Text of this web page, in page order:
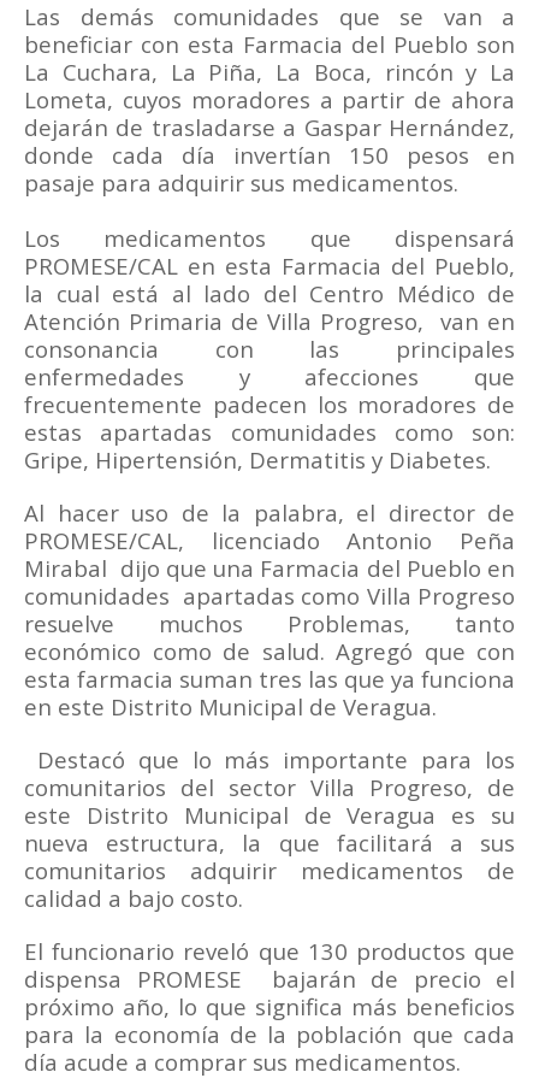
Las demás comunidades que se van a
beneficiar con esta Farmacia del Pueblo son
La Cuchara, La Piña, La Boca, rincón y La
Lometa, cuyos moradores a partir de ahora
dejarán de trasladarse a Gaspar Hernández,
donde cada día invertían 150 pesos en
pasaje para adquirir sus medicamentos.
Los medicamentos que dispensará
PROMESE/CAL en esta Farmacia del Pueblo,
la cual está al lado del Centro Médico de
Atención Primaria de Villa Progreso, van en
consonancia con las principales
enfermedades y afecciones que
frecuentemente padecen los moradores de
estas apartadas comunidades como son:
Gripe, Hipertensión, Dermatitis y Diabetes.
Al hacer uso de la palabra, el director de
PROMESE/CAL, licenciado Antonio Peña
Mirabal dijo que una Farmacia del Pueblo en
comunidades apartadas como Villa Progreso
resuelve muchos Problemas, tanto
económico como de salud. Agregó que con
esta farmacia suman tres las que ya funciona
en este Distrito Municipal de Veragua.
Destacó que lo más importante para los
comunitarios del sector Villa Progreso, de
este Distrito Municipal de Veragua es su
nueva estructura, la que facilitará a sus
comunitarios adquirir medicamentos de
calidad a bajo costo.
El funcionario reveló que 130 productos que
dispensa PROMESE
bajarán de precio el
próximo año, lo que significa más beneficios
para la economía de la población que cada
día acude a comprar sus medicamentos.